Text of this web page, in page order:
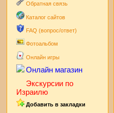
Обратная связь
Каталог сайтов
FAQ (вопрос/ответ)
Фотоальбом
Онлайн игры
Онлайн магазин
Экскурсии по
Израилю
Добавить в закладки